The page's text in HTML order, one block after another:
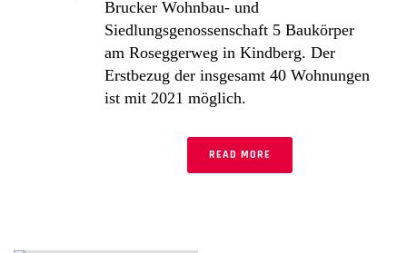
Brucker Wohnbau- und
Siedlungsgenossenschaft 5 Baukörper
am Roseggerweg in Kindberg. Der
Erstbezug der insgesamt 40 Wohnungen
ist mit 2021 möglich.
READ MORE